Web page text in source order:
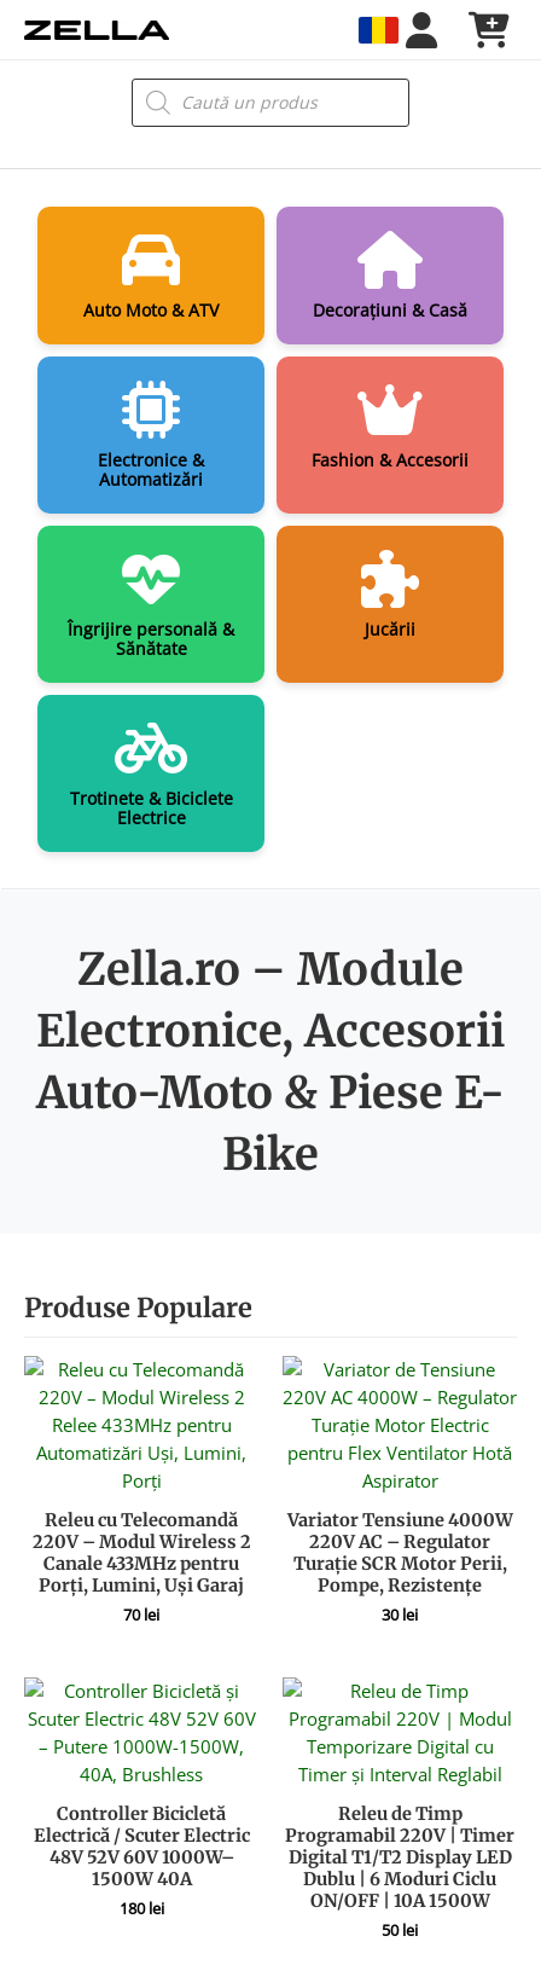
Products
search
Auto Moto & ATV Decorațiuni & Casă
Electronice &
Automatizări
Fashion & Accesorii
Îngrijire personală &
Sănătate
Jucării
Trotinete & Biciclete
Electrice
Zella.ro – Module
Electronice, Accesorii
Auto-Moto & Piese E-
Bike
Produse Populare
Releu cu Telecomandă
220V – Modul Wireless 2
Canale 433MHz pentru
Porți, Lumini, Uși Garaj
70lei
Variator Tensiune 4000W
220V AC – Regulator
Turație SCR Motor Perii,
Pompe, Rezistențe
30lei
Controller Bicicletă
Electrică / Scuter Electric
48V 52V 60V 1000W–
1500W 40A
180lei
Releu de Timp
Programabil 220V | Timer
Digital T1/T2 Display LED
Dublu | 6 Moduri Ciclu
ON/OFF | 10A 1500W
50lei